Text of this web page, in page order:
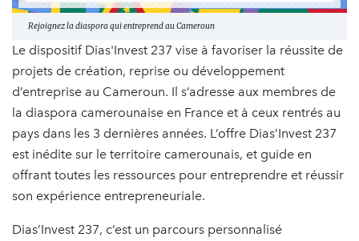
Rejoignez la diaspora qui entreprend au Cameroun
Le dispositif Dias'Invest 237 vise à favoriser la réussite de
projets de création, reprise ou développement
d’entreprise au Cameroun. Il s’adresse aux membres de
la diaspora camerounaise en France et à ceux rentrés au
pays dans les 3 dernières années. L’offre Dias’Invest 237
est inédite sur le territoire camerounais, et guide en
offrant toutes les ressources pour entreprendre et réussir
son expérience entrepreneuriale.
Dias’Invest 237, c’est un parcours personnalisé